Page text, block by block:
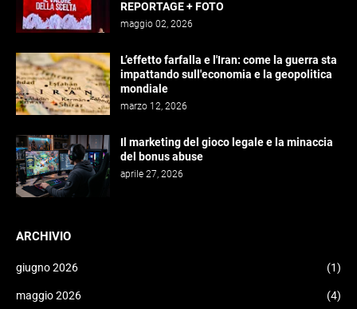
REPORTAGE + FOTO
maggio 02, 2026
L’effetto farfalla e l'Iran: come la guerra sta
impattando sull'economia e la geopolitica
mondiale
marzo 12, 2026
Il marketing del gioco legale e la minaccia
del bonus abuse
aprile 27, 2026
ARCHIVIO
giugno 2026 (1)
maggio 2026 (4)